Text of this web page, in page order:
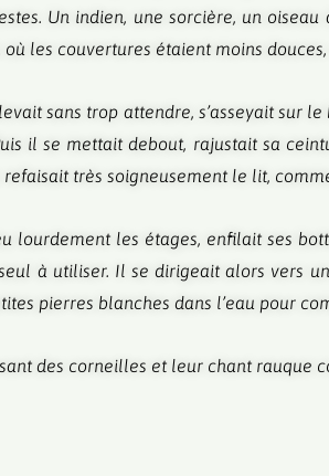
Un indien, une sorcière, un
les couvertures étaient moins
sans trop attendre, s’asseyait sur
il se mettait debout, rajustait sa
très soigneusement le lit,
lourdement les étages, enfilait ses
à utiliser. Il se dirigeait alors vers
pierres blanches dans l’eau pour
des corneilles et leur chant rauque